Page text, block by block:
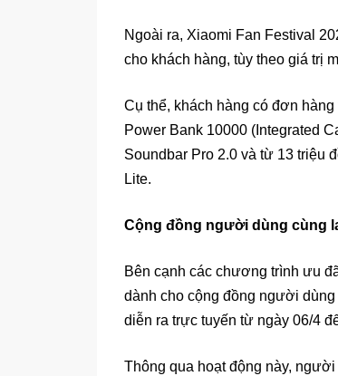
Ngoài ra, Xiaomi Fan Festival
cho khách hàng, tùy theo giá trị
Cụ thể, khách hàng có đơn
Power Bank 10000 (Integrated
Soundbar Pro 2.0 và từ 13 triệu
Lite.
Cộng đồng người dùng cùng
Bên cạnh các chương trình ưu
dành cho cộng đồng người
diễn ra trực tuyến từ ngày 06/4
Thông qua hoạt động này,